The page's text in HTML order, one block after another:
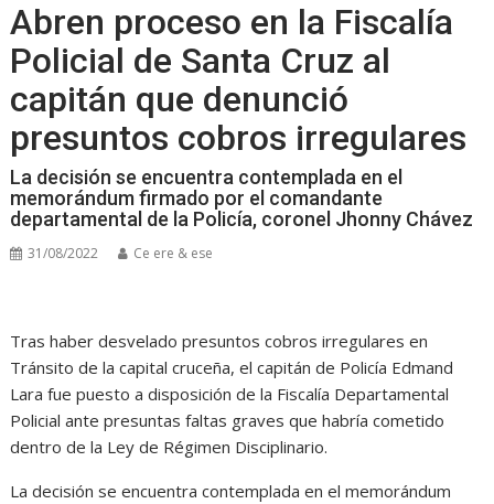
Abren proceso en la Fiscalía
Policial de Santa Cruz al
capitán que denunció
presuntos cobros irregulares
La decisión se encuentra contemplada en el
memorándum firmado por el comandante
departamental de la Policía, coronel Jhonny Chávez
31/08/2022 Ce ere & ese
Tras haber desvelado presuntos cobros irregulares en
Tránsito de la capital cruceña, el capitán de Policía Edmand
Lara fue puesto a disposición de la Fiscalía Departamental
Policial ante presuntas faltas graves que habría cometido
dentro de la Ley de Régimen Disciplinario.
La decisión se encuentra contemplada en el memorándum